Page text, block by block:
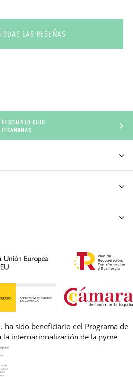
LAS RESEÑAS
DESCUENTO CLUB
PISAMONAS
ha sido beneficiario del Programa de
internacionalización de la pyme